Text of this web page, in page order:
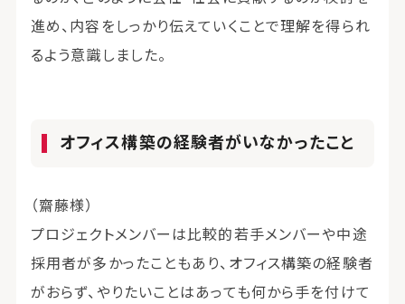
進め、内容をしっかり伝えていくことで理解を得られ
るよう意識しました。
オフィス構築の経験者がいなかったこと
（齋藤様）
プロジェクトメンバーは比較的若手メンバーや中途
採用者が多かったこともあり、オフィス構築の経験者
がおらず、やりたいことはあっても何から手を付けて